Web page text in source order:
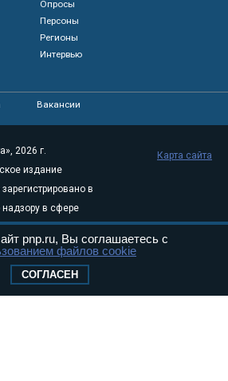
Опросы
Персоны
Регионы
Интервью
Вакансии
2026 г.
издание
в
в сфере
и
(Роскомнадзор) 05
Эл № ФС77-
Карта сайта
pnp.ru, Вы соглашаетесь с
файлов cookie
СОГЛАСЕН